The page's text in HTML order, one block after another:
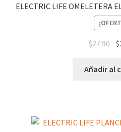
ELECTRIC LIFE OMELETERA
$27.90 $
Añadir al